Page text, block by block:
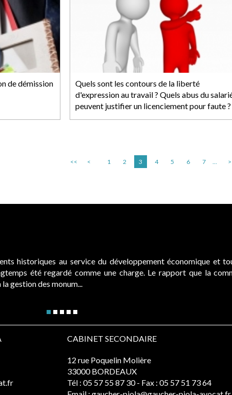
de démission
Quels sont les contours de la liberté
d'expression au travail ? Quels abus du
peuvent justifier un licenciement pour faute ?
<< < 1 2 3 4 5 6 7 ... >
historiques au service du développement économique et
été regardé comme une charge. Le rapport que la
gestion des monum...
CABINET SECONDAIRE
12 rue Poquelin Molière
33000 BORDEAUX
Tél : 05 57 55 87 30 - Fax : 05 57 51 73 64